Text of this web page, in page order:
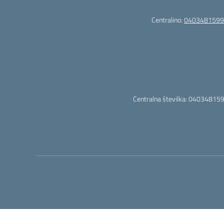
Centralino:0403481599
Centralna številka: